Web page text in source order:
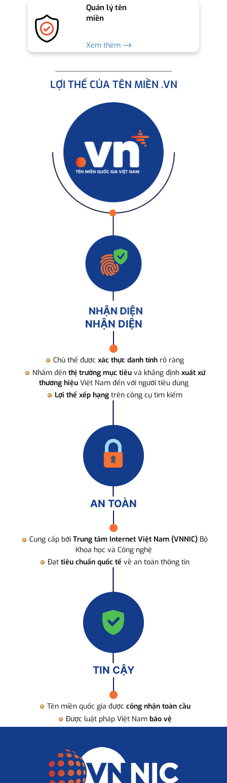
Quản lý tên
miền
Xem thêm ⟶
LỢI THẾ CỦA TÊN MIỀN .VN
NHẬN DIỆN
Chủ thể được xác thực danh tính rõ ràng
Nhắm đến thị trường mục tiêuvà khẳng định xuất xứ
thương hiệuViệt Nam đến với người tiêu dùng
Lợi thế xếp hạng trên công cụ tìm kiếm
AN TOÀN
Cung cấp bởi Trung tâm Internet Việt Nam (VNNIC) Bộ
Khoa học và Công nghệ
Đạt tiêu chuẩn quốc tế về an toàn thông tin
TIN CẬY
Tên miền quốc gia được công nhận toàn cầu
Được luật pháp Việt Nam bảo vệ